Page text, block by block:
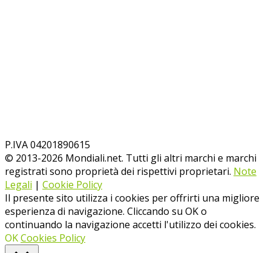
P.IVA 04201890615
© 2013-2026 Mondiali.net. Tutti gli altri marchi e marchi
registrati sono proprietà dei rispettivi proprietari. Note
Legali | Cookie Policy
Il presente sito utilizza i cookies per offrirti una migliore
esperienza di navigazione. Cliccando su OK o
continuando la navigazione accetti l'utilizzo dei cookies.
OKCookies Policy